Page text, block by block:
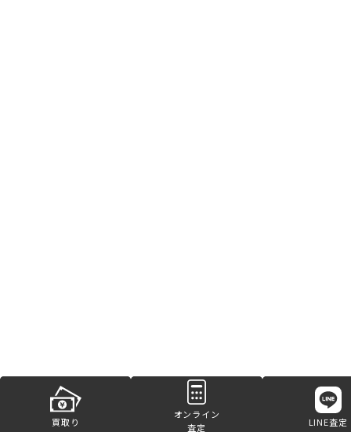
買取り
オンライン
査定
LINE査定